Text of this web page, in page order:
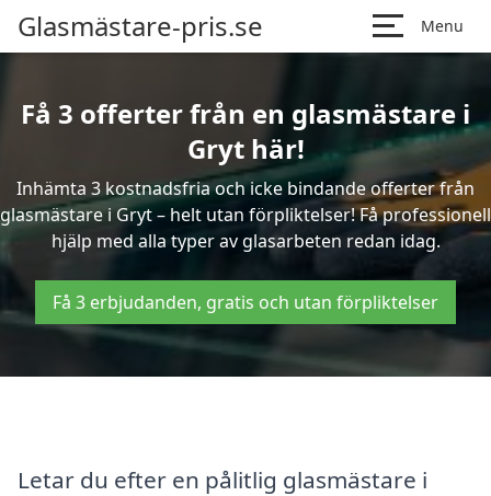
Glasmästare-pris.se Menu
Få 3 offerter från en glasmästare i
Gryt här!
Inhämta 3 kostnadsfria och icke bindande offerter från
glasmästare i Gryt – helt utan förpliktelser! Få professionell
hjälp med alla typer av glasarbeten redan idag.
Få 3 erbjudanden, gratis och utan förpliktelser
Letar du efter en pålitlig glasmästare i